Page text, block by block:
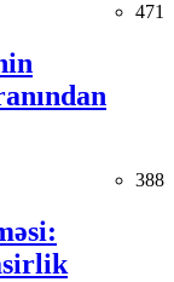
471
388